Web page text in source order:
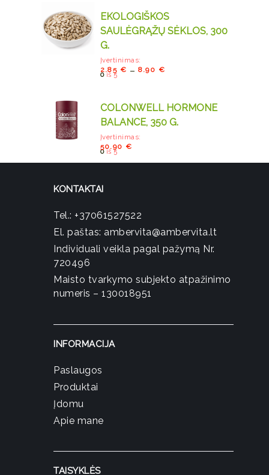
EKOLOGIŠKOS
SAULĖGRĄŽŲ SĖKLOS, 300
G.
Įvertinimas:
0iš 5
2.85 € – 8.90 €
COLONWELL HORMONE
BALANCE, 350 G.
Įvertinimas:
0iš 5
50.90 €
KONTAKTAI
Tel.: +37061527522
El. paštas: ambervita@ambervita.lt
Individuali veikla pagal pažymą Nr.
720496
Maisto tvarkymo subjekto atpažinimo
numeris – 130018951
INFORMACIJA
Paslaugos
Produktai
Įdomu
Apie mane
TAISYKLĖS